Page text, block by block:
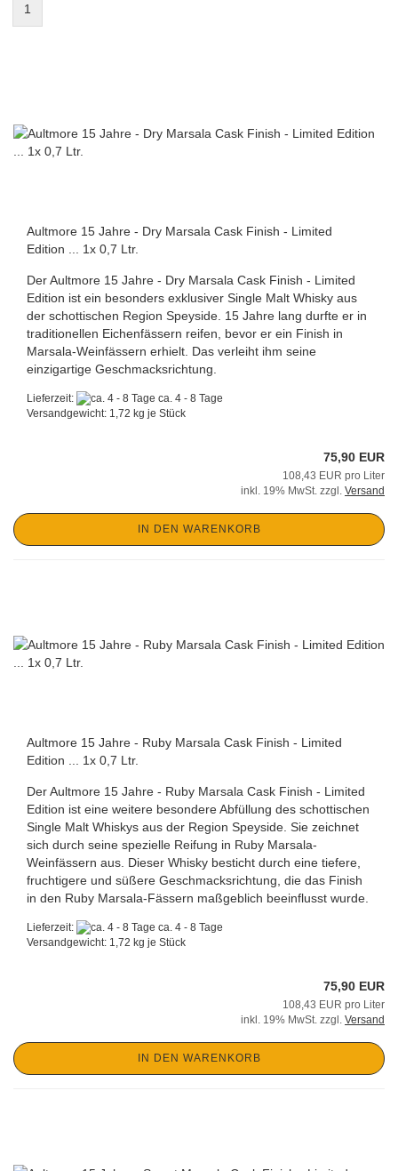
1
Aultmore 15 Jahre - Dry Marsala Cask Finish - Limited
Edition ... 1x 0,7 Ltr.
Der Aultmore 15 Jahre - Dry Marsala Cask Finish - Limited
Edition ist ein besonders exklusiver Single Malt Whisky aus
der schottischen Region Speyside. 15 Jahre lang durfte er in
traditionellen Eichenfässern reifen, bevor er ein Finish in
Marsala-Weinfässern erhielt. Das verleiht ihm seine
einzigartige Geschmacksrichtung.
Lieferzeit:
ca. 4 - 8 Tage
Versandgewicht: 1,72 kg je Stück
75,90 EUR
108,43 EUR pro Liter
inkl. 19% MwSt. zzgl. Versand
IN DEN WARENKORB
Aultmore 15 Jahre - Ruby Marsala Cask Finish - Limited
Edition ... 1x 0,7 Ltr.
Der Aultmore 15 Jahre - Ruby Marsala Cask Finish - Limited
Edition ist eine weitere besondere Abfüllung des schottischen
Single Malt Whiskys aus der Region Speyside. Sie zeichnet
sich durch seine spezielle Reifung in Ruby Marsala-
Weinfässern aus. Dieser Whisky besticht durch eine tiefere,
fruchtigere und süßere Geschmacksrichtung, die das Finish
in den Ruby Marsala-Fässern maßgeblich beeinflusst wurde.
Lieferzeit:
ca. 4 - 8 Tage
Versandgewicht: 1,72 kg je Stück
75,90 EUR
108,43 EUR pro Liter
inkl. 19% MwSt. zzgl. Versand
IN DEN WARENKORB